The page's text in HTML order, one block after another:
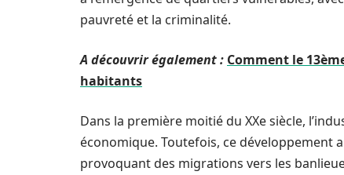
pauvreté et la criminalité.
A découvrir également : Comment le
habitants
Dans la première moitié du XXe siècle,
économique. Toutefois, ce développement
provoquant des migrations vers les